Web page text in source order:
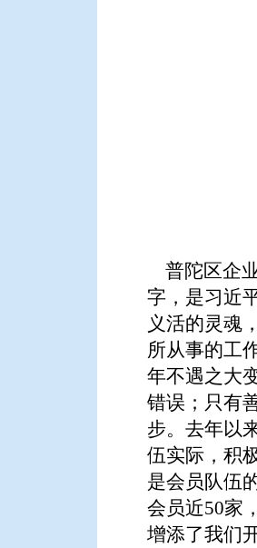
普陀区企
字，是习近
义活的灵魂
所从事的工
年不遇之大
错误；只有
步。去年以
伍实际，积
是会员队伍
会员近50家
增添了我们